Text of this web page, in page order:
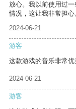
放心。我以前使用过
情况，这让我非常担心
2024-06-21
游客
这款游戏的音乐非常优
2024-06-21
游客